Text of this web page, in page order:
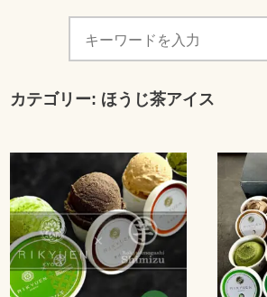
カテゴリー: ほうじ茶アイス